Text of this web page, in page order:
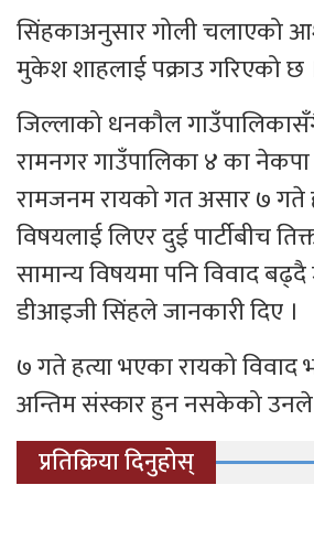
सिंहकाअनुसार गोली चलाएको
मुकेश शाहलाई पक्राउ गरिएको छ
जिल्लाको धनकौल
रामनगर गाउँपालिका ४ का नेकपा
रामजनम रायको गत असार ७ गते
विषयलाई लिएर दुई पार्टीबीच
सामान्य विषयमा पनि विवाद
डीआइजी सिंहले जानकारी दिए ।
७ गते हत्या भएका रायको
अन्तिम संस्कार हुन नसकेको उनले
प्रतिक्रिया दिनुहोस्